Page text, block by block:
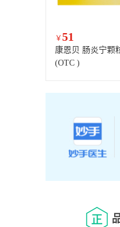
￥51
康恩贝 肠炎宁颗
(OTC )